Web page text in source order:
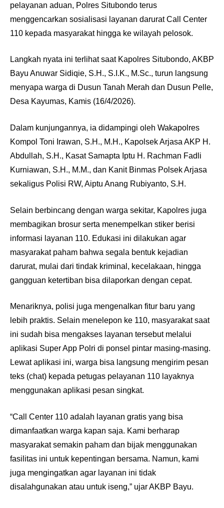
pelayanan aduan, Polres Situbondo terus
menggencarkan sosialisasi layanan darurat Call Center
110 kepada masyarakat hingga ke wilayah pelosok.
Langkah nyata ini terlihat saat Kapolres Situbondo, AKBP
Bayu Anuwar Sidiqie, S.H., S.I.K., M.Sc., turun langsung
menyapa warga di Dusun Tanah Merah dan Dusun Pelle,
Desa Kayumas, Kamis (16/4/2026).
Dalam kunjungannya, ia didampingi oleh Wakapolres
Kompol Toni Irawan, S.H., M.H., Kapolsek Arjasa AKP H.
Abdullah, S.H., Kasat Samapta Iptu H. Rachman Fadli
Kurniawan, S.H., M.M., dan Kanit Binmas Polsek Arjasa
sekaligus Polisi RW, Aiptu Anang Rubiyanto, S.H.
Selain berbincang dengan warga sekitar, Kapolres juga
membagikan brosur serta menempelkan stiker berisi
informasi layanan 110. Edukasi ini dilakukan agar
masyarakat paham bahwa segala bentuk kejadian
darurat, mulai dari tindak kriminal, kecelakaan, hingga
gangguan ketertiban bisa dilaporkan dengan cepat.
Menariknya, polisi juga mengenalkan fitur baru yang
lebih praktis. Selain menelepon ke 110, masyarakat saat
ini sudah bisa mengakses layanan tersebut melalui
aplikasi Super App Polri di ponsel pintar masing-masing.
Lewat aplikasi ini, warga bisa langsung mengirim pesan
teks (chat) kepada petugas pelayanan 110 layaknya
menggunakan aplikasi pesan singkat.
“Call Center 110 adalah layanan gratis yang bisa
dimanfaatkan warga kapan saja. Kami berharap
masyarakat semakin paham dan bijak menggunakan
fasilitas ini untuk kepentingan bersama. Namun, kami
juga mengingatkan agar layanan ini tidak
disalahgunakan atau untuk iseng,” ujar AKBP Bayu.